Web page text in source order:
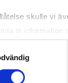
skulle vi
in information
din enhet
mer om hur
ditt
bristande
frågan åker
att